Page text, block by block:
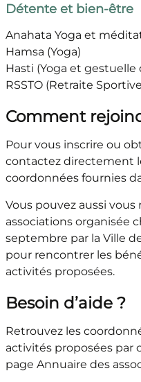
Détente et bien-être
Anahata Yoga et
Hamsa (Yoga)
Hasti (Yoga et gestuelle
RSSTO (Retraite
Comment
Pour vous inscrire ou
contactez directement
coordonnées fournies
Vous pouvez aussi
associations organisée
septembre par la Ville
pour rencontrer les
activités proposées.
Besoin d’aide ?
Retrouvez les
activités proposées par
page Annuaire des